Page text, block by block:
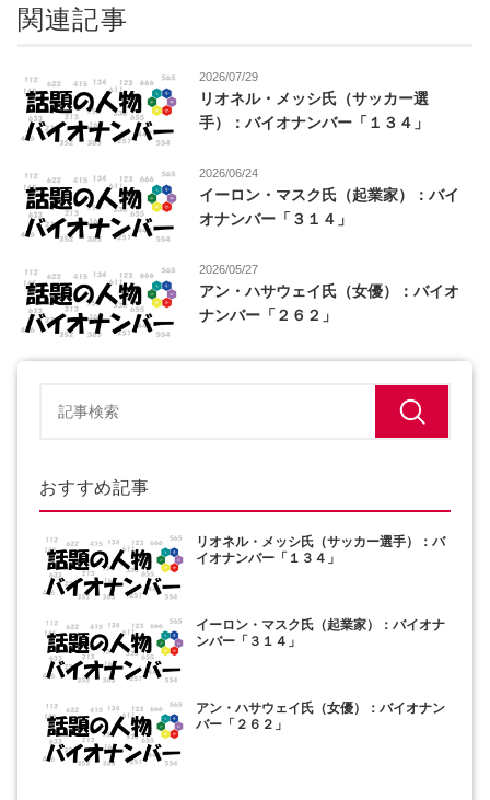
関連記事
2026/07/29
リオネル・メッシ氏（サッカー選
手）：バイオナンバー「１３４」
2026/06/24
イーロン・マスク氏（起業家）：バイ
オナンバー「３１４」
2026/05/27
アン・ハサウェイ氏（女優）：バイオ
ナンバー「２６２」
おすすめ記事
リオネル・メッシ氏（サッカー選手）：バ
イオナンバー「１３４」
イーロン・マスク氏（起業家）：バイオナ
ンバー「３１４」
アン・ハサウェイ氏（女優）：バイオナン
バー「２６２」